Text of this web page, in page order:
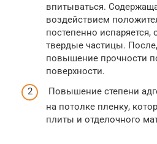
впитываться.
воздействием
постепенно испаряется,
твердые частицы.
повышение прочности
поверхности.
Повышение степени
на потолке пленку,
плиты и отделочного